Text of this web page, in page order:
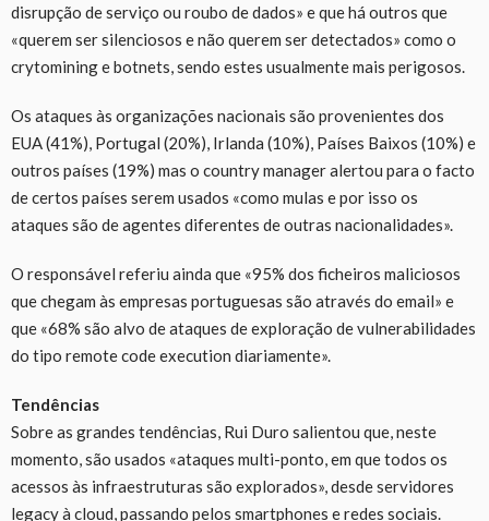
disrupção de serviço ou roubo de dados» e que há outros que
«querem ser silenciosos e não querem ser detectados» como o
crytomining e botnets, sendo estes usualmente mais perigosos.
Os ataques às organizações nacionais são provenientes dos
EUA (41%), Portugal (20%), Irlanda (10%), Países Baixos (10%) e
outros países (19%) mas o country manager alertou para o facto
de certos países serem usados «como mulas e por isso os
ataques são de agentes diferentes de outras nacionalidades».
O responsável referiu ainda que «95% dos ficheiros maliciosos
que chegam às empresas portuguesas são através do email» e
que «68% são alvo de ataques de exploração de vulnerabilidades
do tipo remote code execution diariamente».
Tendências
Sobre as grandes tendências, Rui Duro salientou que, neste
momento, são usados «ataques multi-ponto, em que todos os
acessos às infraestruturas são explorados», desde servidores
legacy à cloud, passando pelos smartphones e redes sociais.